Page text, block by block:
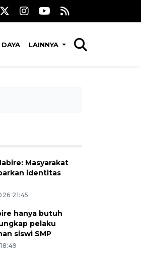
LAINNYA
Masyarakat
identitas
21:45
hanya butuh
pelaku
siswi SMP